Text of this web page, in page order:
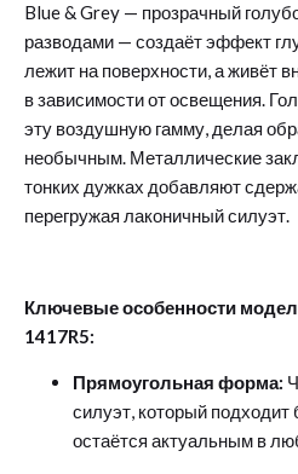
Blue & Grey — прозрачный
разводами — создаёт эффект
лежит на поверхности, а живёт
в зависимости от освещения.
эту воздушную гамму, делая
необычным. Металлические
тонких дужках добавляют
перегружая лаконичный силуэт.
Ключевые особенности
1417R5:
Прямоугольная форма:
силуэт, который
остаётся актуальным в